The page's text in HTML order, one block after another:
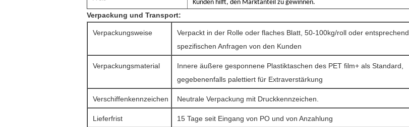
Kunden hilft, den Marktanteil zu gewinnen.
Verpackung und Transport:
Verpackungsweise
Verpackt in der Rolle oder flaches Blatt, 50-100kg/roll oder entsprechend
spezifischen Anfragen von den Kunden
Verpackungsmaterial
Innere äußere gesponnene Plastiktaschen des PET film+ als Standard,
gegebenenfalls palettiert für Extraverstärkung
Verschiffenkennzeichen Neutrale Verpackung mit Druckkennzeichen.
Lieferfrist 15 Tage seit Eingang von PO und von Anzahlung